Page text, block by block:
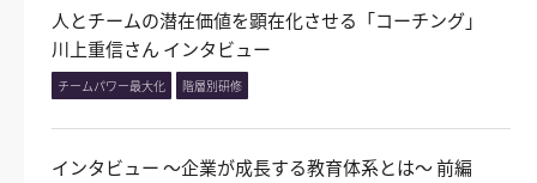
人とチームの潜在価値を顕在化させる「コーチング」
川上重信さん インタビュー
チームパワー最大化 階層別研修
インタビュー 〜企業が成長する教育体系とは〜 前編